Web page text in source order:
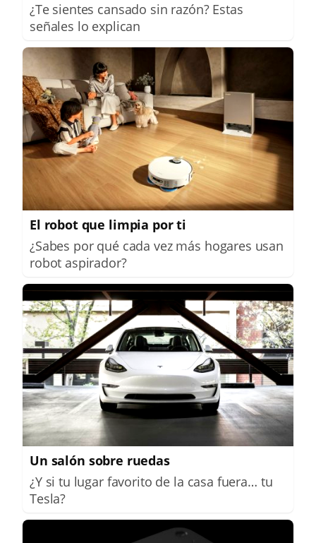
¿Te sientes cansado sin razón? Estas
señales lo explican
El robot que limpia por ti
¿Sabes por qué cada vez más hogares usan
robot aspirador?
Un salón sobre ruedas
¿Y si tu lugar favorito de la casa fuera… tu
Tesla?